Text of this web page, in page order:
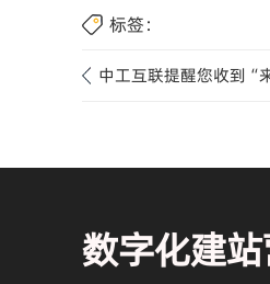
标签：
中工互联提醒您收到“
数字化建